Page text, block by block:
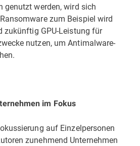
genutzt werden, wird sich
zum Beispiel wird
zukünftig GPU-Leistung für
nutzen, um Antimalware-
im Fokus
auf Einzelpersonen
zunehmend Unternehmen